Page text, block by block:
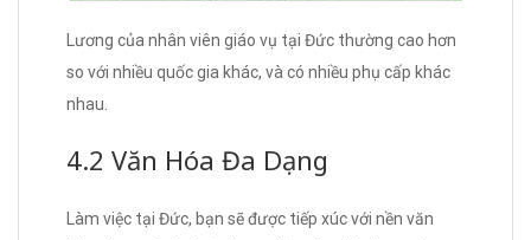
Lương của nhân viên giáo vụ tại Đức thường cao hơn
so với nhiều quốc gia khác, và có nhiều phụ cấp khác
nhau.
4.2 Văn Hóa Đa Dạng
Làm việc tại Đức, bạn sẽ được tiếp xúc với nền văn